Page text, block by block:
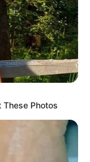
These Photos